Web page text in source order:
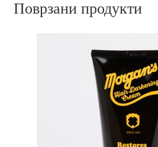
Поврзани продукти